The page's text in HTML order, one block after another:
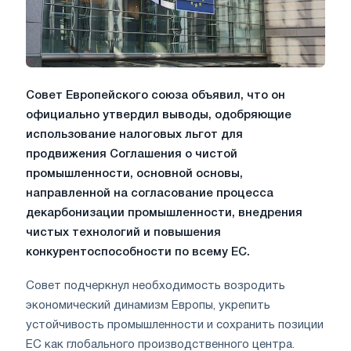
Совет Европейского союза объявил, что он
официально утвердил выводы, одобряющие
использование налоговых льгот для
продвижения Соглашения о чистой
промышленности, основной основы,
направленной на согласование процесса
декарбонизации промышленности, внедрения
чистых технологий и повышения
конкурентоспособности по всему ЕС.
Совет подчеркнул необходимость возродить
экономический динамизм Европы, укрепить
устойчивость промышленности и сохранить позиции
ЕС как глобального производственного центра.